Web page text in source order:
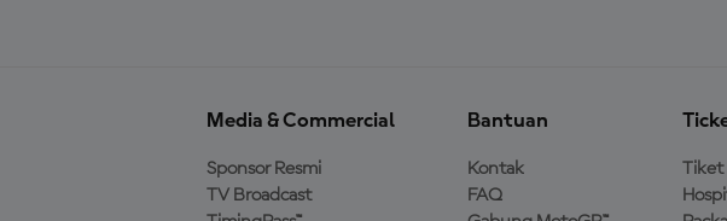
Media & Commercial
Sponsor Resmi
TV Broadcast
Bantuan
Kontak
FAQ
Tiket